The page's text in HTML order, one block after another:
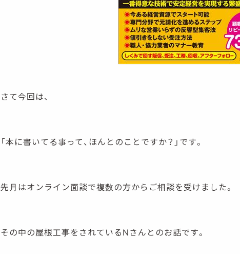
さて今回は、
「本に書いてる事って、ほんとのことですか？」です。
先月はオンライン面談で複数の方からご相談を受けました。
その中の屋根工事をされているNさんとのお話です。